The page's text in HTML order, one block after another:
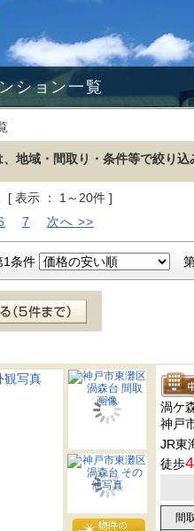
ション一覧
地域・間取り・条件等で絞り込
[ 表示 ： 1～20件 ]
7 次へ >>
1条件
渦ケ
神戸
JR東
徒歩4
間